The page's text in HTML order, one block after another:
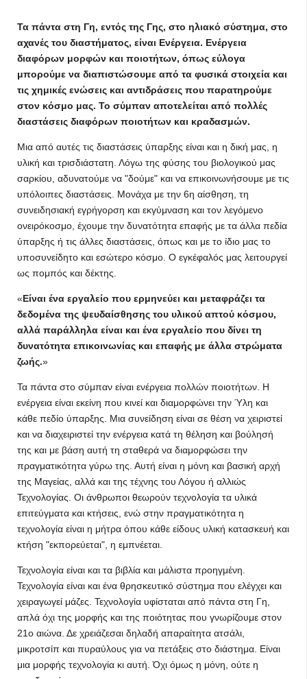
Τα πάντα στη Γη, εντός της Γης, στο ηλιακό σύστημα, στο
αχανές του διαστήματος, είναι Ενέργεια. Ενέργεια
διαφόρων μορφών και ποιοτήτων, όπως εύλογα
μπορούμε να διαπιστώσουμε από τα φυσικά στοιχεία και
τις χημικές ενώσεις και αντιδράσεις που παρατηρούμε
στον κόσμο μας. Το σύμπαν αποτελείται από πολλές
διαστάσεις διαφόρων ποιοτήτων και κραδασμών.
Μια από αυτές τις διαστάσεις ύπαρξης είναι και η δική μας, η
υλική και τρισδιάστατη. Λόγω της φύσης του βιολογικού μας
σαρκίου, αδυνατούμε να "δούμε" και να επικοινωνήσουμε με τις
υπόλοιπες διαστάσεις. Μονάχα με την 6η αίσθηση, τη
συνειδησιακή εγρήγορση και εκγύμναση και τον λεγόμενο
ονειρόκοσμο, έχουμε την δυνατότητα επαφής με τα άλλα πεδία
ύπαρξης ή τις άλλες διαστάσεις, όπως και με το ίδιο μας το
υποσυνείδητο και εσώτερο κόσμο. Ο εγκέφαλός μας λειτουργεί
ως πομπός και δέκτης.
Είναι ένα εργαλείο που ερμηνεύει και μεταφράζει τα
δεδομένα της ψευδαίσθησης του υλικού απτού κόσμου,
αλλά παράλληλα είναι και ένα εργαλείο που δίνει τη
δυνατότητα επικοινωνίας και επαφής με άλλα στρώματα
ζωής.
Τα πάντα στο σύμπαν είναι ενέργεια πολλών ποιοτήτων. Η
ενέργεια είναι εκείνη που κινεί και διαμορφώνει την Ύλη και
κάθε πεδίο ύπαρξης. Μια συνείδηση είναι σε θέση να χειριστεί
και να διαχειριστεί την ενέργεια κατά τη θέληση και βούλησή
της και με βάση αυτή τη σταθερά να διαμορφώσει την
πραγματικότητα γύρω της. Αυτή είναι η μόνη και βασική αρχή
της Μαγείας, αλλά και της τέχνης του Λόγου ή αλλιώς
Τεχνολογίας. Οι άνθρωποι θεωρούν τεχνολογία τα υλικά
επιτεύγματα και κτήσεις, ενώ στην πραγματικότητα η
τεχνολογία είναι η μήτρα όπου κάθε είδους υλική κατασκευή και
κτήση "εκπορεύεται", η εμπνέεται.
Τεχνολογία είναι και τα βιβλία και μάλιστα προηγμένη.
Τεχνολογία είναι και ένα θρησκευτικό σύστημα που ελέγχει και
χειραγωγεί μάζες. Τεχνολογία υφίσταται από πάντα στη Γη,
απλά όχι της μορφής και της ποιότητας που γνωρίζουμε στον
21ο αιώνα. Δε χρειάζεσαι δηλαδή απαραίτητα ατσάλι,
μικροτσίπ και πυραύλους για να πετάξεις στο διάστημα. Είναι
μια μορφής τεχνολογία κι αυτή. Όχι όμως η μόνη, ούτε η